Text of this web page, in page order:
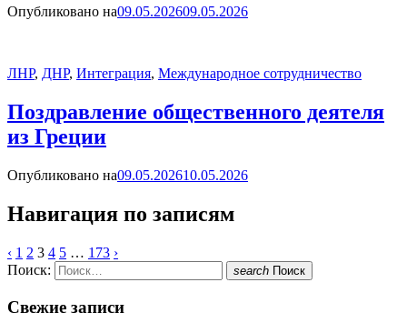
Опубликовано на09.05.202609.05.2026
ЛНР, ДНР, Интеграция, Международное сотрудничество
Поздравление общественного деятеля
из Греции
Опубликовано на09.05.202610.05.2026
Навигация по записям
‹ 1 2 3 4 5 … 173 ›
Поиск:
search Поиск
Свежие записи